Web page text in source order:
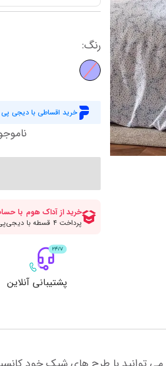
سرو و پذیرایی
آباژور
رومیزی و شال مبل
نمایش همه محصولات
پیشبند و حوله آشپزخانه
سرویس غذاخوری
کاور لحاف زیپ
رنگ:
خرید اقساطی با دیجی پی
پشتیبانی آنلاین